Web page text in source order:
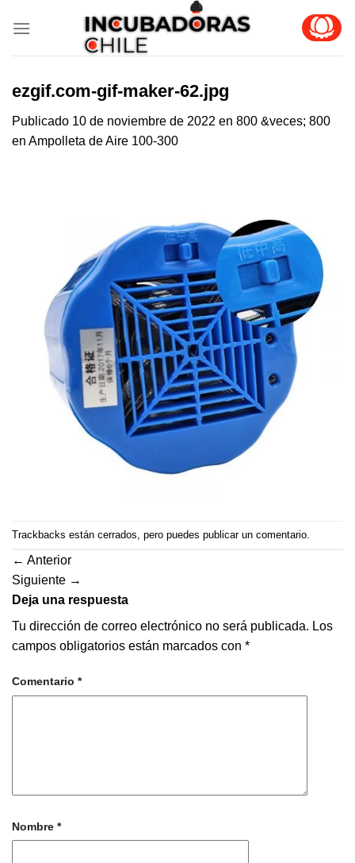
ezgif.com-gif-maker-62.jpg
Publicado 10 de noviembre de 2022 en 800 &veces; 800
en Ampolleta de Aire 100-300
Trackbacks están cerrados, pero puedes publicar un comentario
← Anterior
Siguiente →
Deja una respuesta
Tu dirección de correo electrónico no será publicada. Los
campos obligatorios están marcados con *
Comentario *
Nombre *